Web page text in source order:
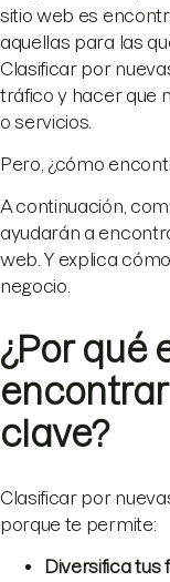
sitio web es
aquellas para las
Clasificar por
tráfico y hacer que
o servicios.
Pero, ¿cómo
A continuación,
ayudarán a
web. Y explica
negocio.
¿Por qué
clave?
Clasificar por
porque te permite:
Diversifica tus